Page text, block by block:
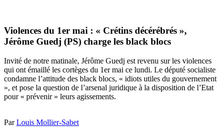
Violences du 1er mai : « Crétins décérébrés »,
Jérôme Guedj (PS) charge les black blocs
Invité de notre matinale, Jérôme Guedj est revenu sur les violences
qui ont émaillé les cortèges du 1er mai ce lundi. Le député socialiste
condamne l’attitude des black blocs, « idiots utiles du gouvernement
», et pose la question de l’arsenal juridique à la disposition de l’Etat
pour « prévenir » leurs agissements.
ParLouis Mollier-Sabet